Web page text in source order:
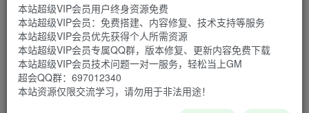
器自定义功能，专为思维丰富的你而来。提前规划，从容行
动，完成任务。
游戏视频
本站超级VIP会员用户终身资源免费
本站超级VIP会员：免费搭建、内容修复、技术支持等服务
本站超级VIP会员优先获得个人所需资源
本站超级VIP会员专属QQ群，版本修复、更新内容免费下载
本站超级VIP会员技术问题一对一服务，轻松当上GM
超会QQ群：697012340
本站资源仅限交流学习，请勿用于非法用途！